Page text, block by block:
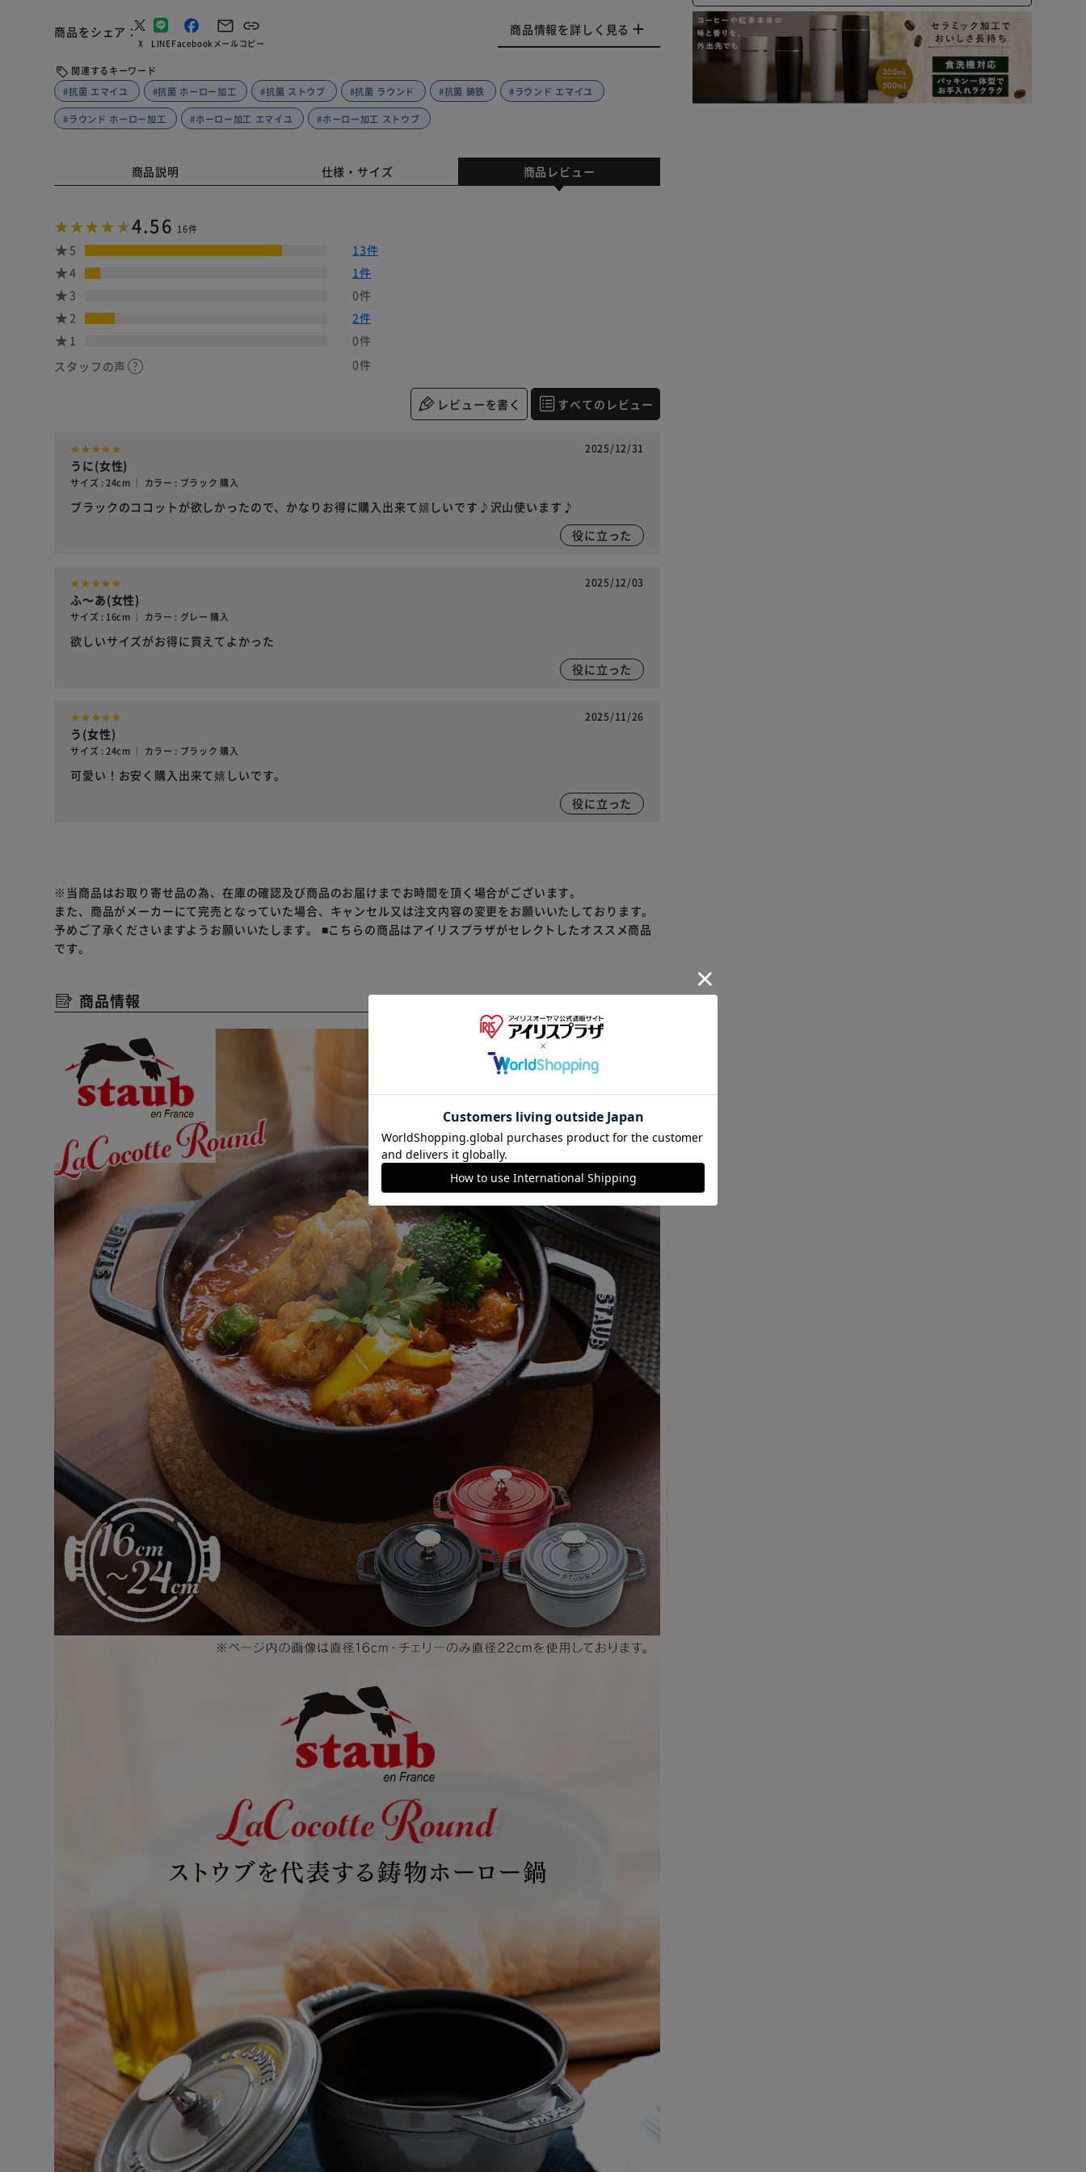
商品をシェア
X LINEFacebookメールコピー
商品情報を詳しく見る
関連するキーワード
#抗菌 エマイユ
#抗菌 ホーロー加工 #抗菌 ストウブ #抗菌 ラウンド #抗菌 鋳鉄 #ラウンド エマイユ
#ラウンド ホーロー加工 #ホーロー加工 エマイユ #ホーロー加工 ストウブ
商品説明 仕様・サイズ 商品レビュー
4.56 16件
5
13件
4
1件
3
0件
2
2件
1
0件
スタッフの声
0件
レビューを書く すべてのレビュー
2025/12/31
うに(女性)
サイズ : 24cm ｜ カラー : ブラック 購入
ブラックのココットが欲しかったので、かなりお得に購入出来て嬉しいです♪沢山使います♪
役に立った
2025/12/03
ふ～あ(女性)
サイズ : 16cm ｜ カラー : グレー 購入
欲しいサイズがお得に買えてよかった
役に立った
2025/11/26
う(女性)
サイズ : 24cm ｜ カラー : ブラック 購入
可愛い！お安く購入出来て嬉しいです。
役に立った
※当商品はお取り寄せ品の為、在庫の確認及び商品のお届けまでお時間を頂く場合がございます。
また、商品がメーカーにて完売となっていた場合、キャンセル又は注文内容の変更をお願いいたしております。
予めご了承くださいますようお願いいたします。 ■こちらの商品はアイリスプラザがセレクトしたオススメ商品
です。
商品情報
※ご確認ください